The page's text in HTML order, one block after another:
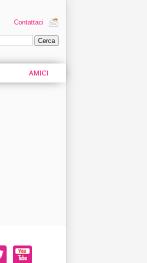
Contattaci
AMICI